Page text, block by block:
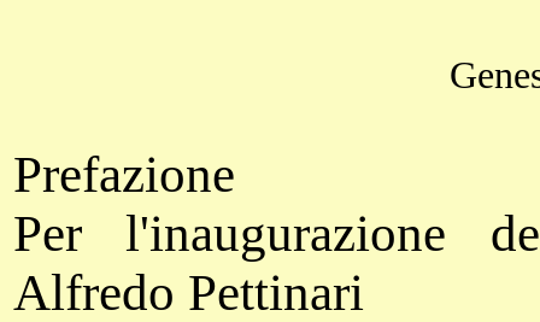
Prefazione
Per l'inaugurazione
Alfredo Pettinari